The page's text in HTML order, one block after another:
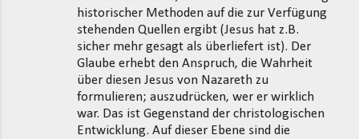
historischer Methoden auf die zur Verfügung
stehenden Quellen ergibt (Jesus hat z.B.
sicher mehr gesagt als überliefert ist). Der
Glaube erhebt den Anspruch, die Wahrheit
über diesen Jesus von Nazareth zu
formulieren; auszudrücken, wer er wirklich
war. Das ist Gegenstand der christologischen
Entwicklung. Auf dieser Ebene sind die